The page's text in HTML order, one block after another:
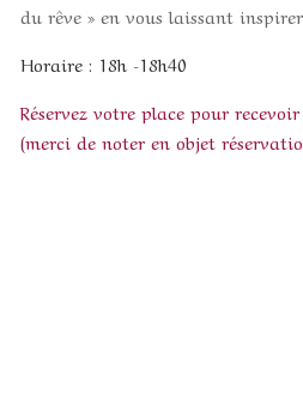
du rêve » en vous laissant
Horaire : 18h -18h40
Réservez votre place pour
(merci de noter en objet